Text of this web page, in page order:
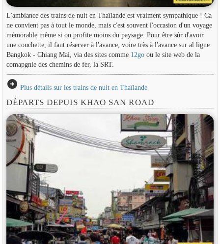
L'ambiance des trains de nuit en Thaïlande est vraiment sympathique ! Ca
ne convient pas à tout le monde, mais c'est souvent l'occasion d'un voyage
mémorable même si on profite moins du paysage. Pour être sûr d'avoir
une couchette, il faut réserver à l'avance, voire très à l'avance sur al ligne
Bangkok - Chiang Mai, via des sites comme 12goou le site web de la
comapgnie des chemins de fer, la SRT.
arrow_circle_right Plus détails sur les trains de nuit en Thaïlande
DÉPARTS DEPUIS KHAO SAN ROAD